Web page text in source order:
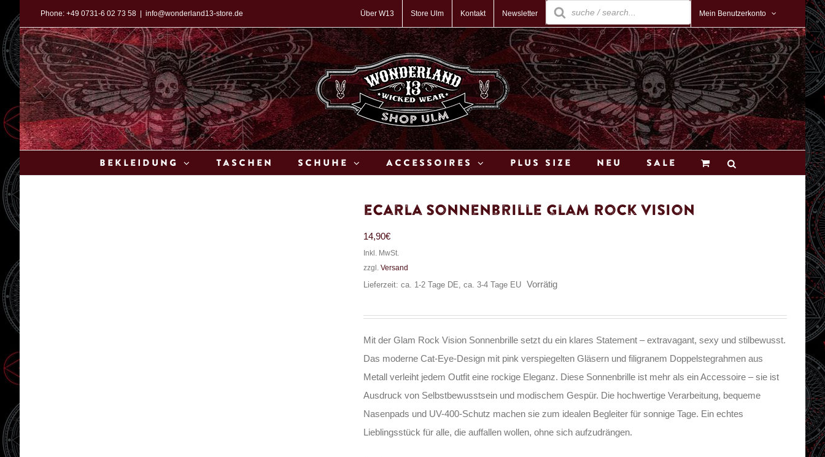
Inhalt
springen
Phone: +49 0731-6 02 73 58 info@wonderland13-store.de Über W13 Store Ulm Kontakt Newsletter
Products
search
Mein Benutzerkonto
Bekleidung Taschen Schuhe Accessoires Plus Size Neu Sale
eCarla Sonnenbrille Glam Rock Vision
14,90€
Inkl. MwSt.
zzgl. Versand
Lieferzeit: ca. 1-2 Tage DE, ca. 3-4 Tage EU
Vorrätig
Mit der Glam Rock Vision Sonnenbrille setzt du ein klares Statement – extravagant, sexy und stilbewusst.
Das moderne Cat-Eye-Design mit pink verspiegelten Gläsern und filigranem Doppelstegrahmen aus
Metall verleiht jedem Outfit eine rockige Eleganz. Diese Sonnenbrille ist mehr als ein Accessoire – sie ist
Ausdruck von Selbstbewusstsein und modischem Gespür. Die hochwertige Verarbeitung, bequeme
Nasenpads und UV-400-Schutz machen sie zum idealen Begleiter für sonnige Tage. Ein echtes
Lieblingsstück für alle, die auffallen wollen, ohne sich aufzudrängen.